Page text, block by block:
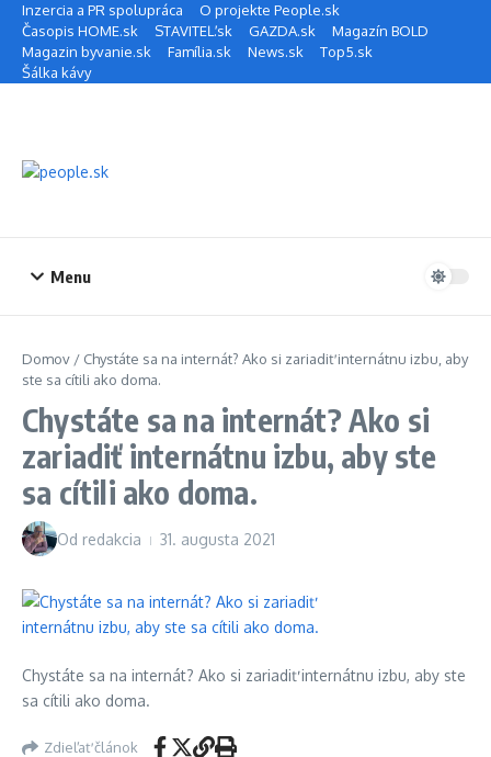
Preskočiť na obsah
Inzercia a PR spolupráca
O projekte People.sk
Časopis HOME.sk
STAVITEĽ.sk GAZDA.sk
Magazín BOLD
Magazin byvanie.sk
Família.sk News.sk
Top5.sk
Šálka kávy
Menu
Domov / Chystáte sa na internát? Ako si zariadiť internátnu izbu, aby
ste sa cítili ako doma.
Chystáte sa na internát? Ako si
zariadiť internátnu izbu, aby ste
sa cítili ako doma.
Od redakcia 31. augusta 2021
Chystáte sa na internát? Ako si zariadiť internátnu izbu, aby ste
sa cítili ako doma.
Zdieľať článok